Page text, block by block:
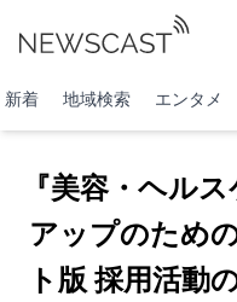
新着 地域検索 エンタメ
『美容・ヘル
アップのため
ト版 採用活動